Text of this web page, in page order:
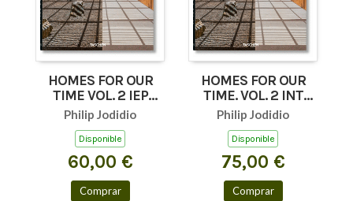
HOMES FOR OUR
TIME VOL. 2 IEP
(XX)
Philip Jodidio
Disponible
60,00 €
Comprar
HOMES FOR OUR
TIME. VOL. 2 INT
(XX)
Philip Jodidio
Disponible
75,00 €
Comprar